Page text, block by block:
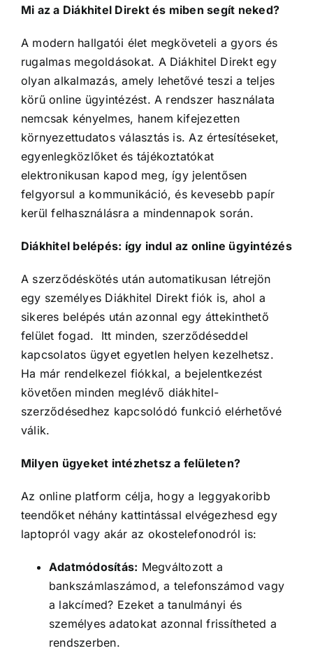
Mi az a Diákhitel Direkt és miben segít neked?
A modern hallgatói élet megköveteli a gyors és
rugalmas megoldásokat. A Diákhitel Direkt egy
olyan alkalmazás, amely lehetővé teszi a teljes
körű online ügyintézést. A rendszer használata
nemcsak kényelmes, hanem kifejezetten
környezettudatos választás is. Az értesítéseket,
egyenlegközlőket és tájékoztatókat
elektronikusan kapod meg, így jelentősen
felgyorsul a kommunikáció, és kevesebb papír
kerül felhasználásra a mindennapok során.
Diákhitel belépés: így indul az online ügyintézés
A szerződéskötés után automatikusan létrejön
egy személyes Diákhitel Direkt fiók is, ahol a
sikeres belépés után azonnal egy áttekinthető
felület fogad. Itt minden, szerződéseddel
kapcsolatos ügyet egyetlen helyen kezelhetsz.
Ha már rendelkezel fiókkal, a bejelentkezést
követően minden meglévő diákhitel-
szerződésedhez kapcsolódó funkció elérhetővé
válik.
Milyen ügyeket intézhetsz a felületen?
Az online platform célja, hogy a leggyakoribb
teendőket néhány kattintással elvégezhesd egy
laptopról vagy akár az okostelefonodról is:
Adatmódosítás: Megváltozott a
bankszámlaszámod, a telefonszámod vagy
a lakcímed? Ezeket a tanulmányi és
személyes adatokat azonnal frissítheted a
rendszerben.